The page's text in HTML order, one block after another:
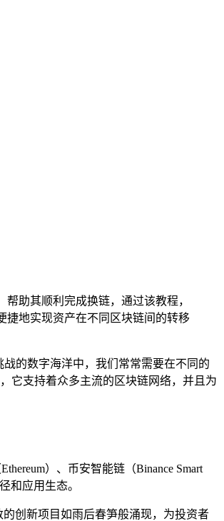
助其顺利完成换链，通过该教程，
捷地实现资产在不同区块链间的转移
的数字海洋中，我们常常需要在不同的
它支持着众多主流的区块链网络，并且为
）、币安智能链（Binance Smart
和应用生态。
创新项目如雨后春笋般涌现，为投资者